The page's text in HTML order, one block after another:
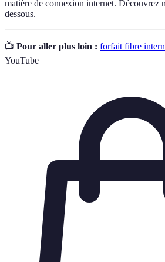
matière de connexion internet. Découvrez
dessous.
📺 Pour aller plus loin : forfait fibre
YouTube